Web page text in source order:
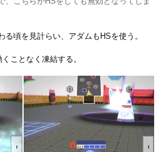
る頃を見計らい、アダムもHSを使う。
ことなく凍結する。